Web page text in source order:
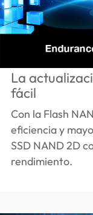
La
fácil
Con la Flash
eficiencia y
SSD NAND 2D
rendimiento.